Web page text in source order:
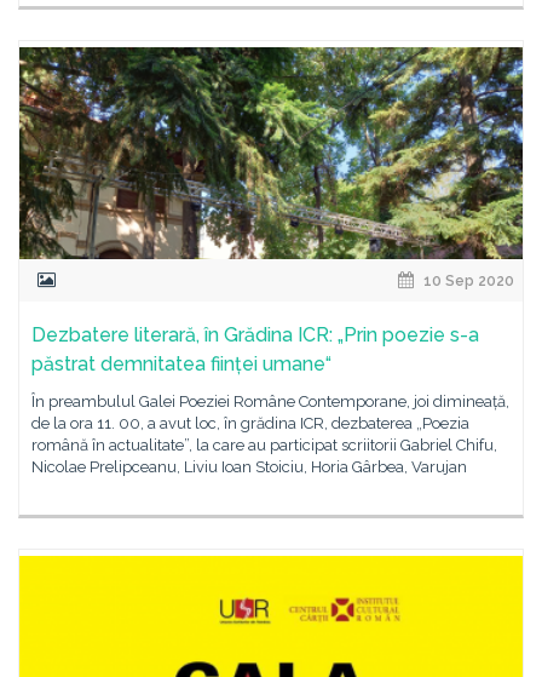
10 Sep 2020
Dezbatere literară, în Grădina ICR: „Prin poezie s-a
păstrat demnitatea ființei umane“
În preambulul Galei Poeziei Române Contemporane, joi dimineață,
de la ora 11. 00, a avut loc, în grădina ICR, dezbaterea „Poezia
română în actualitate”, la care au participat scriitorii Gabriel Chifu,
Nicolae Prelipceanu, Liviu Ioan Stoiciu, Horia Gârbea, Varujan